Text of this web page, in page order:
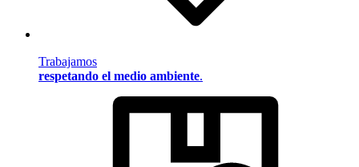
Trabajamos
respetando el medio ambiente.